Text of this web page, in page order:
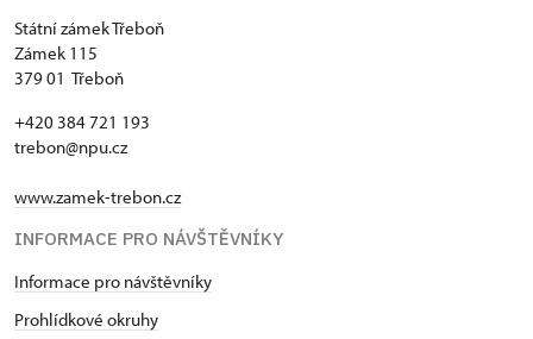
Státní zámek Třeboň
Zámek 115
379 01 Třeboň
+420 384 721 193
trebon@npu.cz
www.zamek-trebon.cz
INFORMACE PRO NÁVŠTĚVNÍKY
Informace pro návštěvníky
Prohlídkové okruhy